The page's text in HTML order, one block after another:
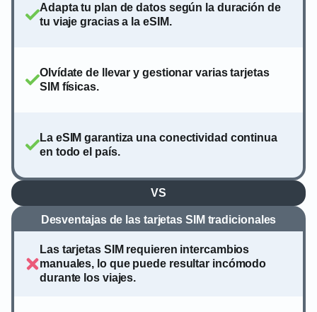
Adapta tu plan de datos según la duración de
tu viaje gracias a la eSIM.
Olvídate de llevar y gestionar varias tarjetas
SIM físicas.
La eSIM garantiza una conectividad continua
en todo el país.
VS
Desventajas de las tarjetas SIM tradicionales
Las tarjetas SIM requieren intercambios
manuales, lo que puede resultar incómodo
durante los viajes.